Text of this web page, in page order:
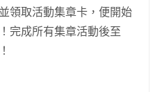
領取活動集章卡，便開始
完成所有集章活動後至